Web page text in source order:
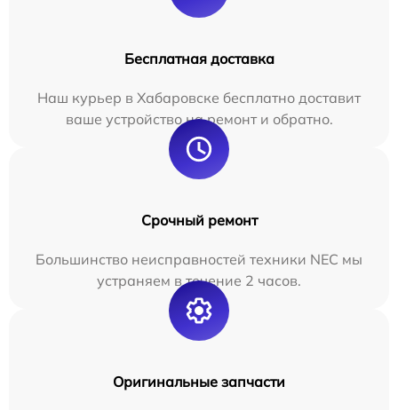
Бесплатная доставка
Наш курьер в Хабаровске бесплатно доставит
ваше устройство на ремонт и обратно.
Срочный ремонт
Большинство неисправностей техники NEC мы
устраняем в течение 2 часов.
Оригинальные запчасти